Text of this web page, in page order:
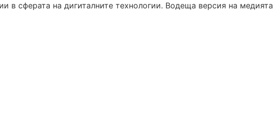
в сферата на дигиталните технологии. Водеща версия на медията